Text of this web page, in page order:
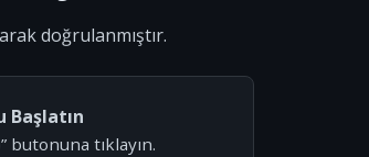
doğrulanmıştır.
Başlatın
butonuna tıklayın.